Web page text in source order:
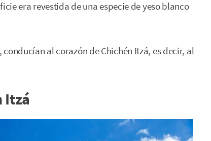
era revestida de una especie de yeso blanco
al corazón de Chichén Itzá, es decir, al
Itzá